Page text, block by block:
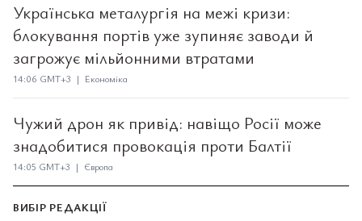
Українська металургія на межі кризи:
блокування портів уже зупиняє заводи й
загрожує мільйонними втратами
14:06 GMT+3 | Економіка
Чужий дрон як привід: навіщо Росії може
знадобитися провокація проти Балтії
14:05 GMT+3 | Європа
ВИБІР РЕДАКЦІЇ